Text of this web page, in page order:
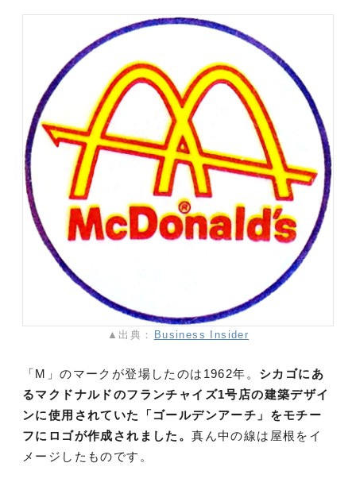
▲出典： Business Insider
「M」のマークが登場したのは1962年。 シカゴにあ
るマクドナルドのフランチャイズ1号店の建築デザイ
ンに使用されていた「ゴールデンアーチ」をモチー
フにロゴが作成されました。真ん中の線は屋根をイ
メージしたものです。